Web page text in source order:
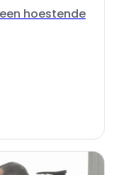
hoestende